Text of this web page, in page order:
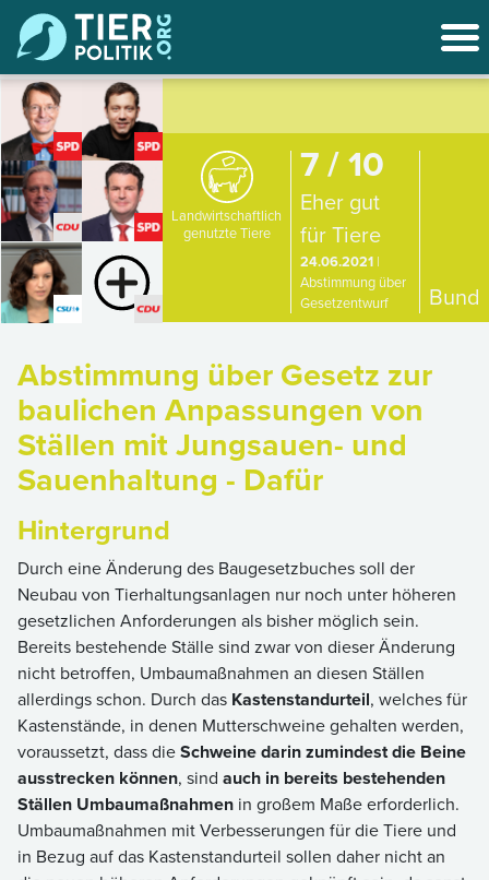
Landwirtschaftlich
genutzte Tiere
7 / 10
Eher gut
für Tiere
24.06.2021 |
Abstimmung über
Gesetzentwurf
Bund
Abstimmung über Gesetz zur
baulichen Anpassungen von
Ställen mit Jungsauen- und
Sauenhaltung - Dafür
Hintergrund
Durch eine Änderung des Baugesetzbuches soll der
Neubau von Tierhaltungsanlagen nur noch unter höheren
gesetzlichen Anforderungen als bisher möglich sein.
Bereits bestehende Ställe sind zwar von dieser Änderung
nicht betroffen, Umbaumaßnahmen an diesen Ställen
allerdings schon. Durch das Kastenstandurteil, welches für
Kastenstände, in denen Mutterschweine gehalten werden,
voraussetzt, dass dieSchweine darin zumindest die Beine
ausstrecken können, sind auch in bereits bestehenden
Ställen Umbaumaßnahmen in großem Maße erforderlich.
Umbaumaßnahmen mit Verbesserungen für die Tiere und
in Bezug auf das Kastenstandurteil sollen daher nicht an